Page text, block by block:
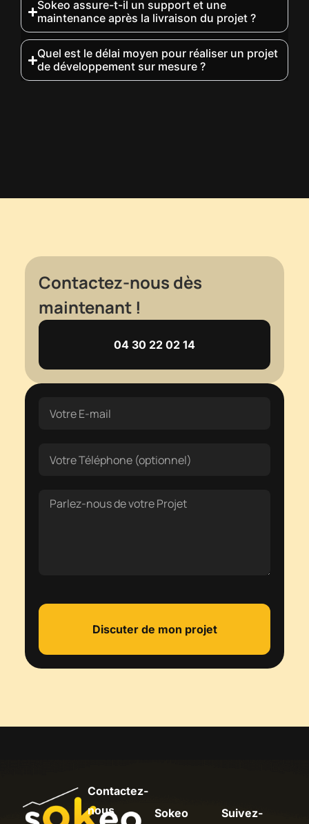
Sokeo assure-t-il un support et une
maintenance après la livraison du projet ?
Quel est le délai moyen pour réaliser un projet
de développement sur mesure ?
Contactez-nous dès
maintenant !
04 30 22 02 14
Discuter de mon projet
Contactez-
nous
Sokeo
Suivez-